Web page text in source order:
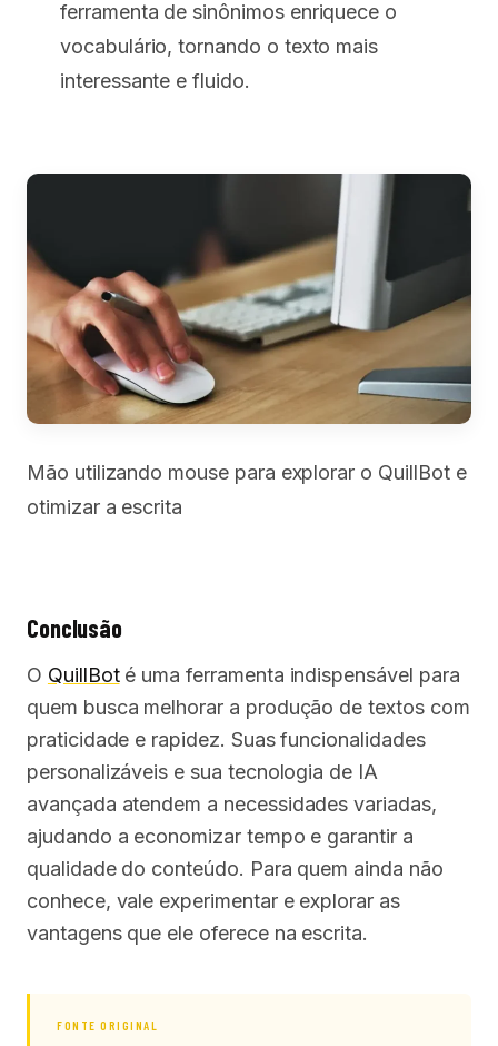
ferramenta de sinônimos enriquece o
vocabulário, tornando o texto mais
interessante e fluido.
Mão utilizando mouse para explorar o QuillBot e
otimizar a escrita
Conclusão
O QuillBoté uma ferramenta indispensável para
quem busca melhorar a produção de textos com
praticidade e rapidez. Suas funcionalidades
personalizáveis e sua tecnologia de IA
avançada atendem a necessidades variadas,
ajudando a economizar tempo e garantir a
qualidade do conteúdo. Para quem ainda não
conhece, vale experimentar e explorar as
vantagens que ele oferece na escrita.
FONTE ORIGINAL